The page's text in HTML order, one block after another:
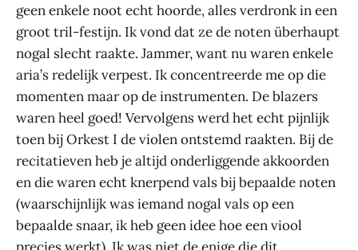
geen enkele noot echt hoorde, alles verdronk in een
groot tril-festijn. Ik vond dat ze de noten überhaupt
nogal slecht raakte. Jammer, want nu waren enkele
aria’s redelijk verpest. Ik concentreerde me op die
momenten maar op de instrumenten. De blazers
waren heel goed! Vervolgens werd het echt pijnlijk
toen bij Orkest I de violen ontstemd raakten. Bij de
recitatieven heb je altijd onderliggende akkoorden
en die waren echt knerpend vals bij bepaalde noten
(waarschijnlijk was iemand nogal vals op een
bepaalde snaar, ik heb geen idee hoe een viool